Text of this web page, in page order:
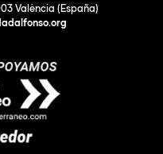
València (España)